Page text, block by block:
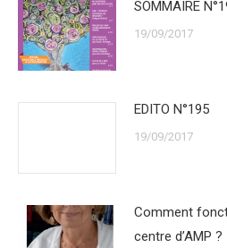
SOMMAIRE
19/09/2017
EDITO N°195
19/09/2017
Comment
centre d’AMP ?